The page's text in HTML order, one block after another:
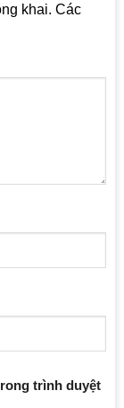
khai. Các
trình duyệt